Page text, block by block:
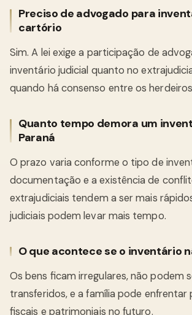
Preciso de advogado para
cartório
Sim. A lei exige a participação de
inventário judicial quanto no
quando há consenso entre os
Quanto tempo demora um
Paraná
O prazo varia conforme o tipo de
documentação e a existência de
extrajudiciais tendem a ser mais
judiciais podem levar mais tempo.
O que acontece se o inventário
Os bens ficam irregulares, não podem
transferidos, e a família pode enfrentar
fiscais e patrimoniais no futuro.